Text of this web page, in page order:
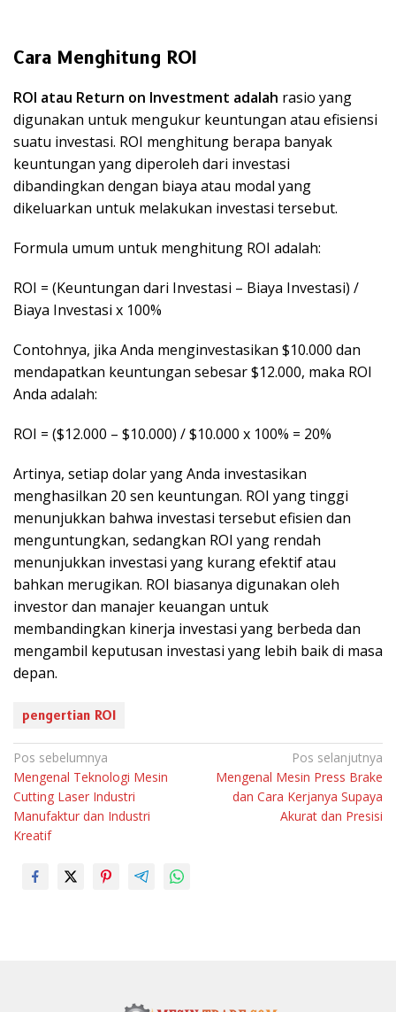
Cara Menghitung ROI
ROI atau Return on Investment adalah rasio yang
digunakan untuk mengukur keuntungan atau efisiensi
suatu investasi. ROI menghitung berapa banyak
keuntungan yang diperoleh dari investasi
dibandingkan dengan biaya atau modal yang
dikeluarkan untuk melakukan investasi tersebut.
Formula umum untuk menghitung ROI adalah:
ROI = (Keuntungan dari Investasi – Biaya Investasi) /
Biaya Investasi x 100%
Contohnya, jika Anda menginvestasikan $10.000 dan
mendapatkan keuntungan sebesar $12.000, maka ROI
Anda adalah:
ROI = ($12.000 – $10.000) / $10.000 x 100% = 20%
Artinya, setiap dolar yang Anda investasikan
menghasilkan 20 sen keuntungan. ROI yang tinggi
menunjukkan bahwa investasi tersebut efisien dan
menguntungkan, sedangkan ROI yang rendah
menunjukkan investasi yang kurang efektif atau
bahkan merugikan. ROI biasanya digunakan oleh
investor dan manajer keuangan untuk
membandingkan kinerja investasi yang berbeda dan
mengambil keputusan investasi yang lebih baik di masa
depan.
pengertian ROI
N
a
v
i
Pos sebelumnya
Mengenal Teknologi Mesin
Cutting Laser Industri
Manufaktur dan Industri
Kreatif
Pos selanjutnya
Mengenal Mesin Press Brake
dan Cara Kerjanya Supaya
Akurat dan Presisi